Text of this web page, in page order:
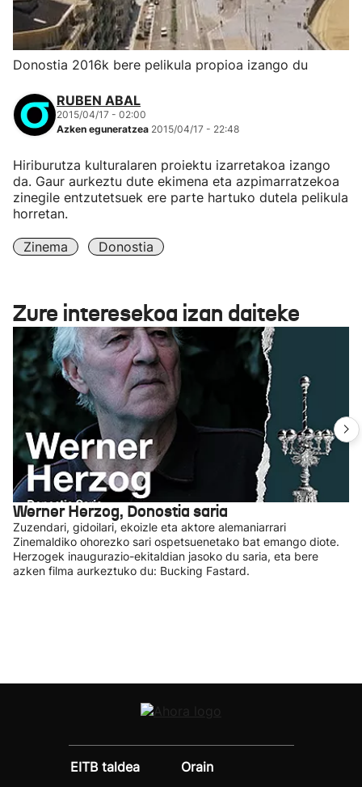
Donostia 2016k bere pelikula propioa izango du
RUBEN ABAL
2015/04/17 - 02:00
Azken eguneratzea 2015/04/17 - 22:48
Hiriburutza kulturalaren proiektu izarretakoa izango
da. Gaur aurkeztu dute ekimena eta azpimarratzekoa
zinegile entzutetsuek ere parte hartuko dutela pelikula
horretan.
Zinema Donostia
Zure interesekoa izan daiteke
Werner Herzog, Donostia saria
Zuzendari, gidoilari, ekoizle eta aktore alemaniarrari
Zinemaldiko ohorezko sari ospetsuenetako bat emango diote.
Herzogek inaugurazio-ekitaldian jasoko du saria, eta bere
azken filma aurkeztuko du: Bucking Fastard.
EITB taldea
Orain